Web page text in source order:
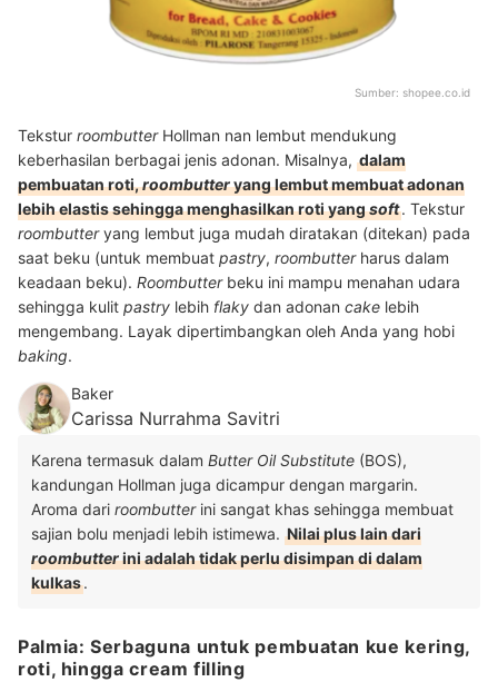
Sumber: shopee.co.id
Tekstur roombutterHollman nan lembut mendukung
keberhasilan berbagai jenis adonan. Misalnya, dalam
pembuatan roti,roombutteryang lembut membuat adonan
lebih elastis sehingga menghasilkan roti yangsoft. Tekstur
roombutteryang lembut juga mudah diratakan (ditekan) pada
saat beku (untuk membuat pastry, roombutterharus dalam
keadaan beku). Roombutterbeku ini mampu menahan udara
sehingga kulit pastry lebih flaky dan adonan cake lebih
mengembang. Layak dipertimbangkan oleh Anda yang hobi
baking.
Baker
Carissa Nurrahma Savitri
Karena termasuk dalam Butter Oil Substitute (BOS),
kandungan Hollman juga dicampur dengan margarin.
Aroma dari roombutter ini sangat khas sehingga membuat
sajian bolu menjadi lebih istimewa. Nilai plus lain dari
roombutterini adalah tidak perlu disimpan di dalam
kulkas.
Palmia: Serbaguna untuk pembuatan kue kering,
roti, hingga cream filling